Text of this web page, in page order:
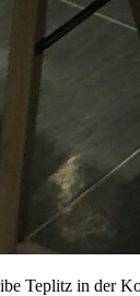
Teplitz in der